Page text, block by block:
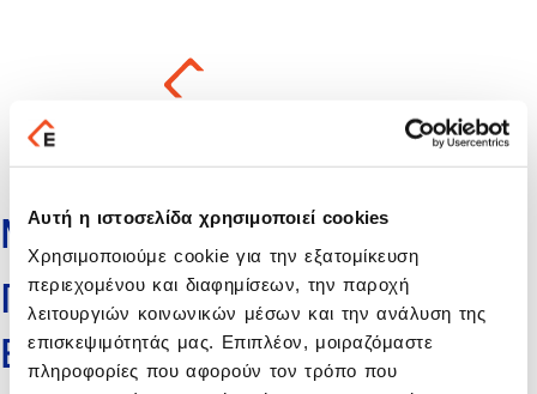
Αυτή η ιστοσελίδα χρησιμοποιεί cookies
Χρησιμοποιούμε cookie για την εξατομίκευση
περιεχομένου και διαφημίσεων, την παροχή
λειτουργιών κοινωνικών μέσων και την ανάλυση της
επισκεψιμότητάς μας. Επιπλέον, μοιραζόμαστε
πληροφορίες που αφορούν τον τρόπο που
Επικοινωνία
ΜΠΟΥΡΓΟΣ Ι. ΒΑΣΙΛΕΙΟΣ
ΠΟΥΛΙΑΣΗΣ & ΣΥΝΕΡΓΑΤΕΣ
ΕΕ